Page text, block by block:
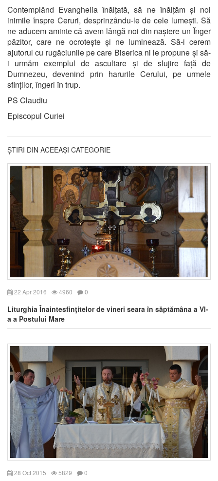
Contemplând Evanghelia înălțată, să ne înălțăm și noi
inimile înspre Ceruri, desprinzându-le de cele lumești. Să
ne aducem aminte că avem lângă noi din naștere un Înger
păzitor, care ne ocrotește și ne luminează. Să-i cerem
ajutorul cu rugăciunile pe care Biserica ni le propune și să-
i urmăm exemplul de ascultare și de slujire față de
Dumnezeu, devenind prin harurile Cerului, pe urmele
sfinților, îngeri în trup.
PS Claudiu
Episcopul Curiei
ȘTIRI DIN ACEEAȘI CATEGORIE
22 Apr 2016 4960 0
Liturghia Înaintesfinţitelor de vineri seara în săptămâna a VI-
a a Postului Mare
28 Oct 2015 5829 0